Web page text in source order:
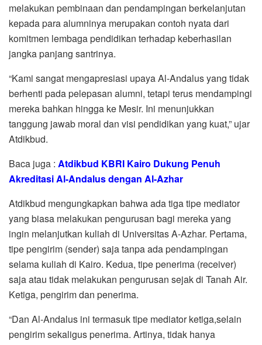
melakukan pembinaan dan pendampingan berkelanjutan
kepada para alumninya merupakan contoh nyata dari
komitmen lembaga pendidikan terhadap keberhasilan
jangka panjang santrinya.
“Kami sangat mengapresiasi upaya Al-Andalus yang tidak
berhenti pada pelepasan alumni, tetapi terus mendampingi
mereka bahkan hingga ke Mesir. Ini menunjukkan
tanggung jawab moral dan visi pendidikan yang kuat,” ujar
Atdikbud.
Baca juga : Atdikbud KBRI Kairo Dukung Penuh
Akreditasi Al-Andalus dengan Al-Azhar
Atdikbud mengungkapkan bahwa ada tiga tipe mediator
yang biasa melakukan pengurusan bagi mereka yang
ingin melanjutkan kuliah di Universitas A-Azhar. Pertama,
tipe pengirim (sender) saja tanpa ada pendampingan
selama kuliah di Kairo. Kedua, tipe penerima (receiver)
saja atau tidak melakukan pengurusan sejak di Tanah Air.
Ketiga, pengirim dan penerima.
“Dan Al-Andalus ini termasuk tipe mediator ketiga,selain
pengirim sekaligus penerima. Artinya, tidak hanya